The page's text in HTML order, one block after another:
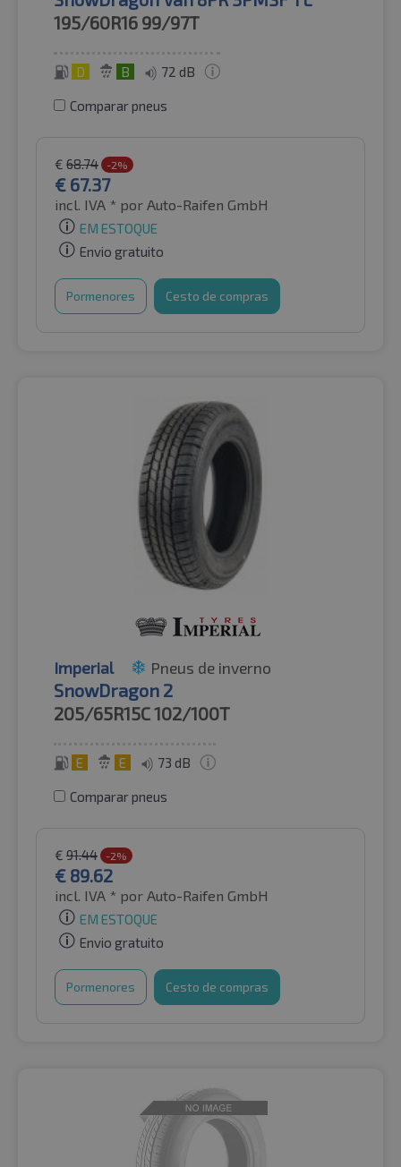
195/60R16 99/97T
D B 72 dB
Comparar pneus
€ 68.74 -2%
€ 67.37
incl. IVA * por Auto-Raifen GmbH
EM ESTOQUE
Envio gratuito
Pormenores Cesto de compras
Imperial Pneus de inverno
SnowDragon 2
205/65R15C102/100T
E E 73 dB
Comparar pneus
€ 91.44 -2%
€ 89.62
incl. IVA * por Auto-Raifen GmbH
EM ESTOQUE
Envio gratuito
Pormenores Cesto de compras